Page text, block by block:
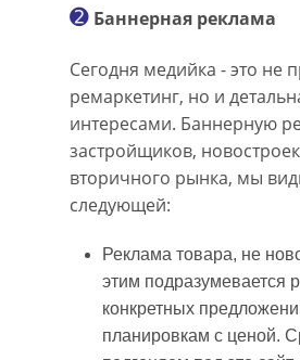
➋ Баннерная реклама
Сегодня медийка - это не
ремаркетинг, но и
интересами. Баннерную
застройщиков,
вторичного рынка, мы
следующей:
Реклама товара, не
этим подразумевается
конкретных
планировкам с ценой.